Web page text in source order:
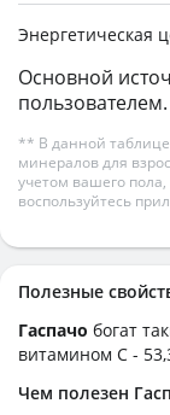
Энергетическая
Основной
пользователем.
** В данной
минералов для
учетом вашего пола,
воспользуйтесь
Полезные
Гаспачо богат
витамином C -
Чем полезен